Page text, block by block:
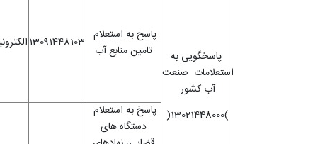
پاسخگویی به
استعلامات صنعت
آب کشور
)13021448000(
13091448103 پاسخ به استعلام
تامین منابع آب
پاسخ به استعلام
دستگاه های